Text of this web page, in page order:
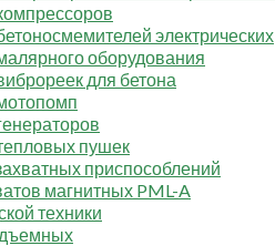
электрических
оборудования
для бетона
пушек
приспособлений
магнитных PML-A
техники